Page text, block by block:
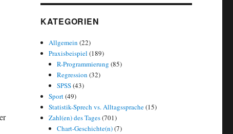
KATEGORIEN
Allgemein (22)
Praxisbeispiel (189)
R-Programmierung (85)
Regression (32)
SPSS(43)
Sport(49)
Statistik-Sprech vs. Alltagssprache(15)
Zahl(en) des Tages(701)
Chart-Geschichte(n)(7)